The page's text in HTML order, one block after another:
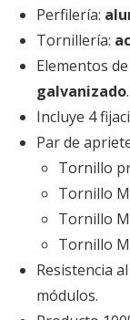
Perfilería:
Tornillería:
Elementos
galvanizado.
Incluye 4
Par de
Tornillo
Tornillo
Tornillo
Tornillo
Resistencia
módulos.